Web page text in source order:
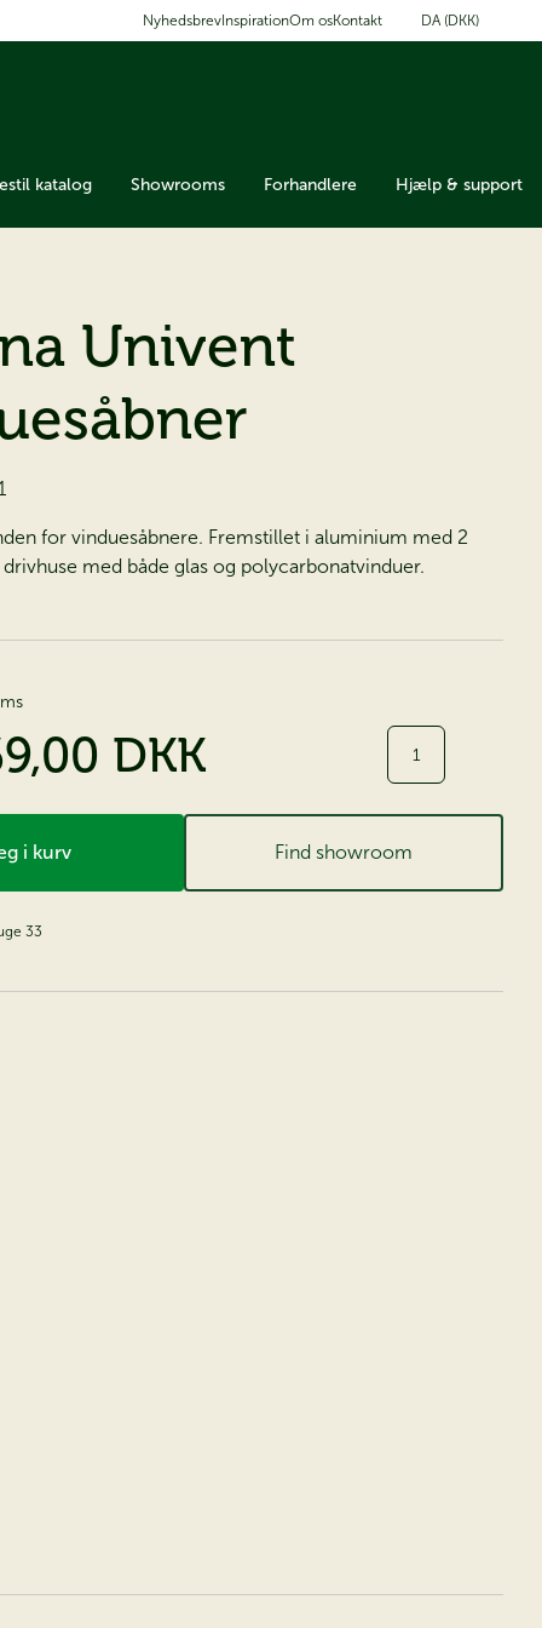
Nyhedsbrev InspirationOm osKontakt DA (DKK)
katalog Showrooms Forhandlere Hjælp & support
Univent
for vinduesåbnere. Fremstillet i aluminium med 2
med både glas og polycarbonatvinduer.
DKK Antal
i kurv Find showroom
33